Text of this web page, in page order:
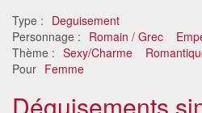
Type : Deguisement
Personnage : Romain / Grec
Thème : Sexy/Charme
Pour Femme
Déguisements